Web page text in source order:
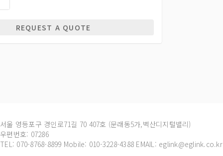
REQUEST A QUOTE
서울 영등포구 경인로71길 70 407호 (문래동5가,벽산디지털밸리)
우편번호: 07286
TEL: 070-8768-8899 Mobile: 010-3228-4388 EMAIL: eglink@eglink.co.kr